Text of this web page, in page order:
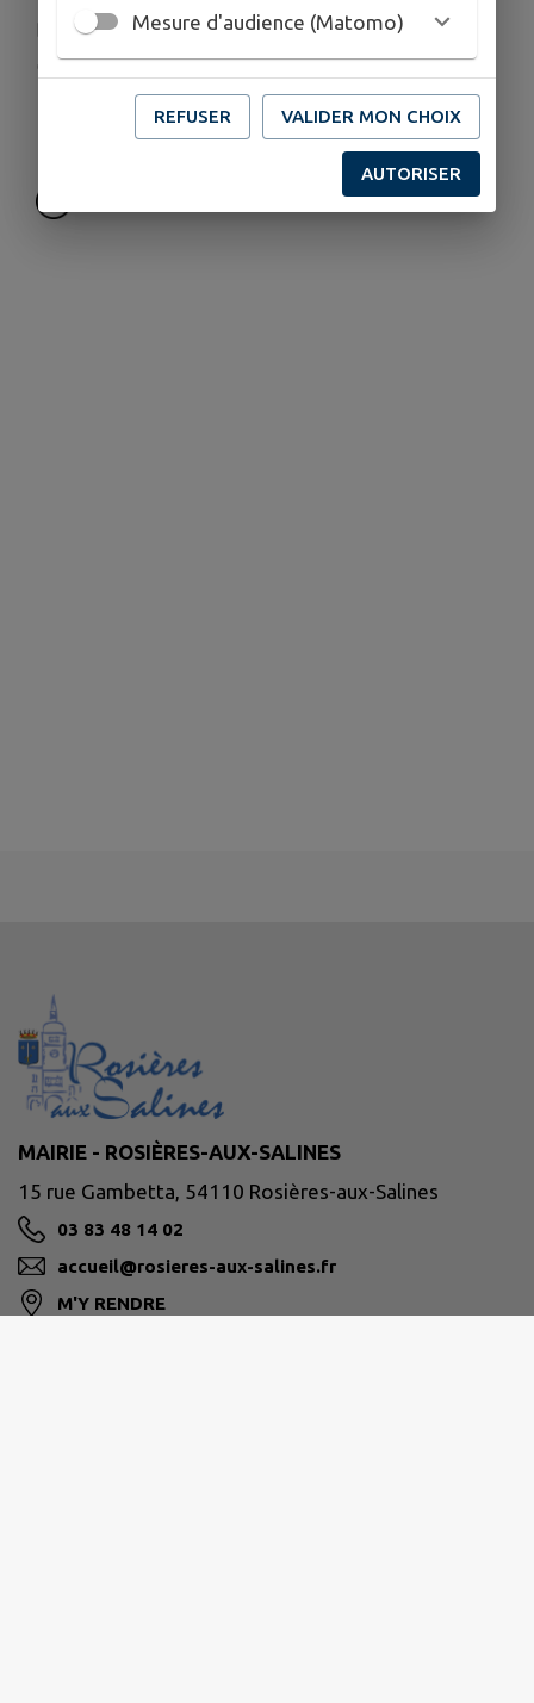
manage@aikiest.fr
0664012142
0640428666
MAIRIE - ROSIÈRES-AUX-SALINES
15 rue Gambetta, 54110 Rosières-aux-Salines
03 83 48 14 02
accueil@rosieres-aux-salines.fr
M'Y RENDRE
Mesure d'audience (Matomo)
REFUSER VALIDER MON CHOIX
AUTORISER